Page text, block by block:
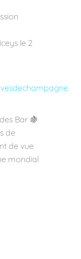
le 2
Bar 🍇
de
de vue
mondial